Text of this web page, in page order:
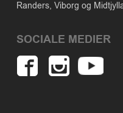
Randers, Viborg og
SOCIALE MEDIER